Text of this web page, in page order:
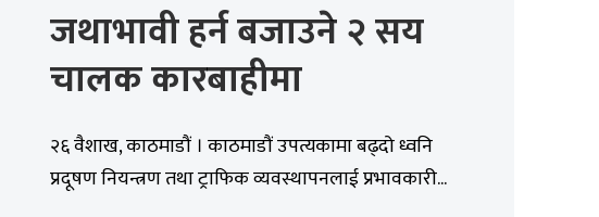
जथाभावी हर्न बजाउने २ सय
चालक कारबाहीमा
२६ वैशाख, काठमाडौं । काठमाडौं उपत्यकामा बढ्दो ध्वनि
प्रदूषण नियन्त्रण तथा ट्राफिक व्यवस्थापनलाई प्रभावकारी...